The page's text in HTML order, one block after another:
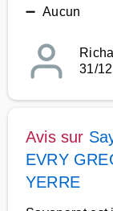
➖ Aucun
31/
Avis sur
EVRY
YERRE